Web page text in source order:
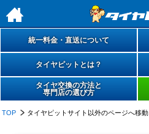
h
統一料金・直送について
タイヤピットとは？
タイヤ交換の方法と
専門店の選び方
TOP タイヤピットサイト以外のページへ移